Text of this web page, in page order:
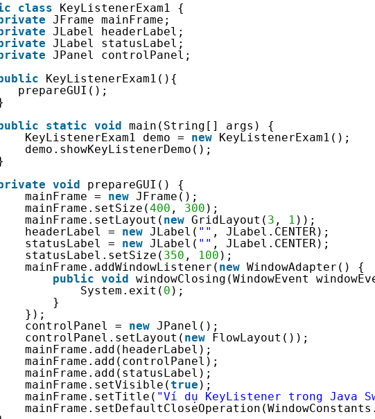
class
KeyListenerExam1 {
JFrame mainFrame;
JLabel headerLabel;
JLabel statusLabel;
JPanel controlPanel;
KeyListenerExam1(){
prepareGUI();
static void main(String[] args) {
KeyListenerExam1 demo = new
KeyListenerExam1();
demo.showKeyListenerDemo();
void
prepareGUI() {
mainFrame = new JFrame();
mainFrame.setSize(400 , 300 );
mainFrame.setLayout( new GridLayout( 3 , 1 ));
headerLabel = new JLabel( "" , JLabel.CENTER);
statusLabel = new JLabel( "" , JLabel.CENTER);
statusLabel.setSize( 350 , 100 );
mainFrame.addWindowListener( new WindowAdapter() {
public void windowClosing(WindowEvent
System.exit( 0 );
}
});
controlPanel = new JPanel();
controlPanel.setLayout( new
FlowLayout());
mainFrame.add(headerLabel);
mainFrame.add(controlPanel);
mainFrame.add(statusLabel);
mainFrame.setVisible(true );
mainFrame.setTitle( "Ví dụ KeyListener trong Java